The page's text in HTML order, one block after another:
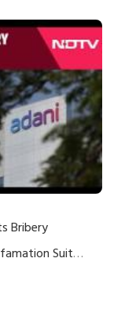
Bribery
Suit